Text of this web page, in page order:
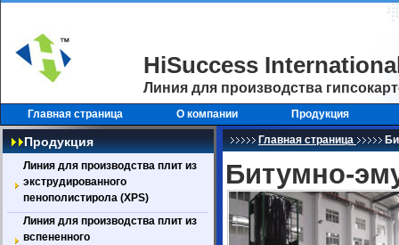
HiSuccess
Линия для производства
Главная страница О компании Продукция
Продукция
Линия для производства плит из
экструдированного
пенополистирола (XPS)
Линия для производства плит из
вспененного
Главная страница
Битумно-